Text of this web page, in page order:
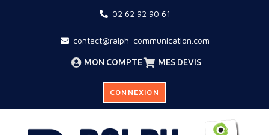
02 62 92 90 61
contact@ralph-communication.com
MON COMPTE MES DEVIS
CONNEXION